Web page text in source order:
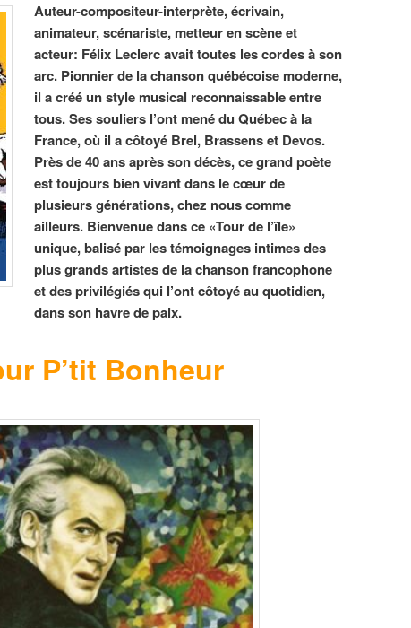
Auteur-compositeur-interprète, écrivain,
animateur, scénariste, metteur en scène et
acteur: Félix Leclerc avait toutes les cordes à son
arc. Pionnier de la chanson québécoise moderne,
il a créé un style musical reconnaissable entre
tous. Ses souliers l’ont mené du Québec à la
France, où il a côtoyé Brel, Brassens et Devos.
Près de 40 ans après son décès, ce grand poète
est toujours bien vivant dans le cœur de
plusieurs générations, chez nous comme
ailleurs. Bienvenue dans ce «Tour de l’île»
unique, balisé par les témoignages intimes des
plus grands artistes de la chanson francophone
et des privilégiés qui l’ont côtoyé au quotidien,
dans son havre de paix.
P’tit Bonheur